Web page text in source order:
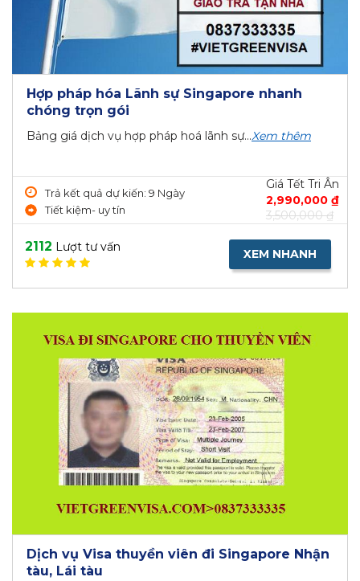
Hợp pháp hóa Lãnh sự Singapore nhanh
chóng trọn gói
Bảng giá dịch vụ hợp pháp hoá lãnh sự...Xem thêm
Trả kết quả dự kiến: 9 Ngày
Tiết kiệm- uy tín
Giá Tết Tri Ân
2,990,000 ₫
3,500,000 ₫
2112 Lượt tư vấn XEM NHANH
Dịch vụ Visa thuyền viên đi Singapore Nhận
tàu, Lái tàu